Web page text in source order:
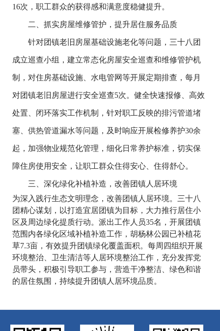
16次，职工群众的获得感和满意度稳健提升。
二、抓实房屋维修管护，提升居住服务品质
针对团镇老旧房屋基础设施老化等问题，三十八团
成立巡查小组，建立常态化房屋安全巡查和维修管护机
制，对住房基础设施、水电管网等开展定期排查，每月
对团镇老旧房屋进行安全巡查5次。健全快速报修、高效
处置、闭环落实工作机制，针对职工反映的排污管道堵
塞、供热管道漏水等问题，及时响应开展检修养护30余
起，加强物业规范化管理，细化日常养护标准，切实保
障住房使用安全，让职工群众住得安心、住得舒心。
三、深化绿化补植补造，改善团镇人居环境
为深入践行生态文明理念，改善团镇人居环境。三十八
团精心谋划，以打造宜居团镇为目标，大力推行居住小
区及周边绿化提质行动。派出工作人员35名，开展团镇
范围内各绿化区域补植补造工作，胡杨林公园已补植花
草7.3亩，有效提升团镇绿化覆盖面积。每周四组织开展
环境整治、卫生清洁等人居环境整治工作，充分发挥党
员带头，积极引导职工参与，营造干净整洁、绿色和谐
的居住氛围，持续提升团镇人居环境品质。